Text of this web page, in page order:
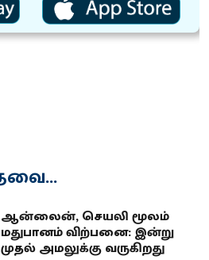
ஆன்லைன், செயலி மூலம்
மதுபானம் விற்பனை: இன்று
முதல் அமலுக்கு வருகிறது